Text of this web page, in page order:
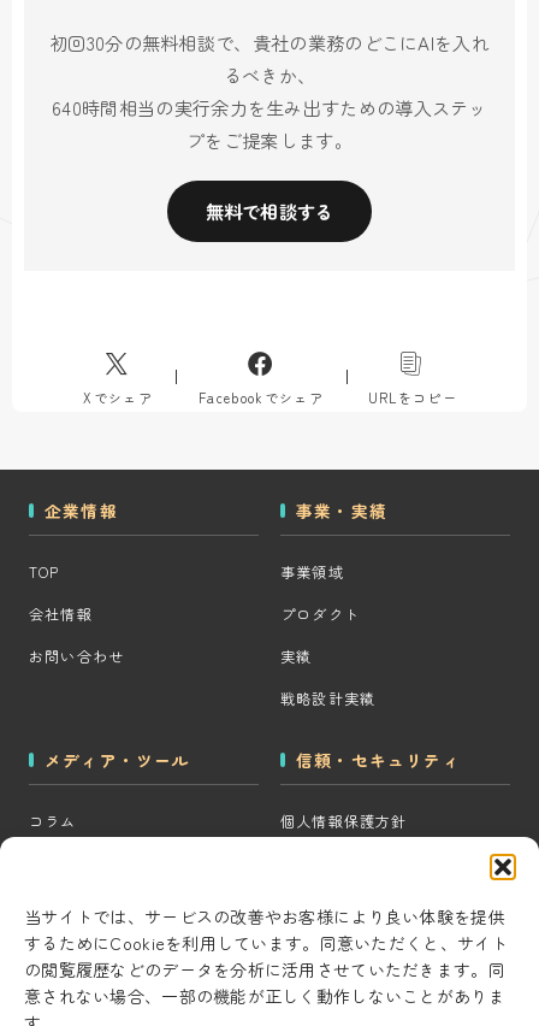
当サイトでは、サービスの改善やお客様により良い体験を提供
するためにCookieを利用しています。同意いただくと、サイト
の閲覧履歴などのデータを分析に活用させていただきます。同
意されない場合、一部の機能が正しく動作しないことがありま
初回30分の無料相談で、貴社の業務のどこにAIを入れ
るべきか、
640時間相当の実行余力を生み出すための導入ステッ
プをご提案します。
無料で相談する
Xでシェア Facebookでシェア URLをコピー
企業情報
TOP
会社情報
お問い合わせ
事業・実績
事業領域
プロダクト
実績
戦略設計実績
メディア・ツール
コラム
CRM・MAツール選定診断
BigQuery×GTM 相場見積もり
ツール
AI用語集
信頼・セキュリティ
個人情報保護方針
コンテンツ制作方針
研究・開発方針
セキュリティ対策